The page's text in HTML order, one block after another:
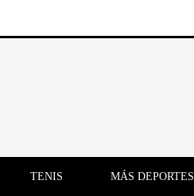
TENIS MÁS DEPORTES